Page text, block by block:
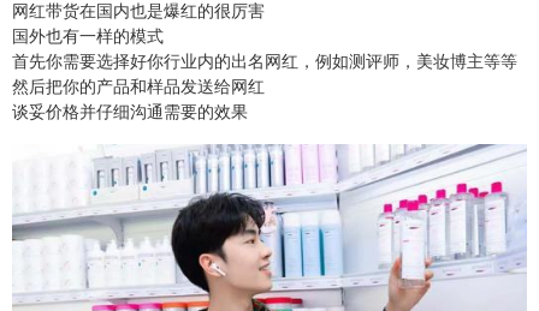
网红带货在国内也是爆红的很厉害
国外也有一样的模式
首先你需要选择好你行业内的出名网红，例如测评师，美妆博主等等
然后把你的产品和样品发送给网红
谈妥价格并仔细沟通需要的效果